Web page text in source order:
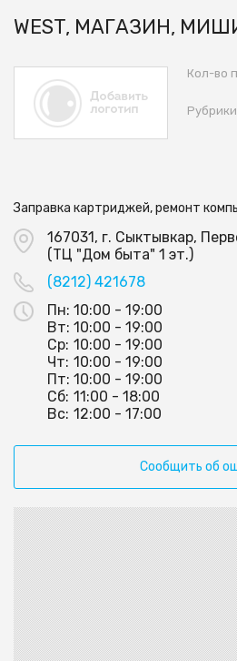
WEST, МАГАЗИН,
Кол-во
Рубрики
Заправка картриджей, ремонт
167031, г. Сыктывкар,
(ТЦ "Дом быта" 1 эт.)
(8212) 421678
Пн: 10:00 - 19:00
Вт: 10:00 - 19:00
Ср: 10:00 - 19:00
Чт: 10:00 - 19:00
Пт: 10:00 - 19:00
Сб: 11:00 - 18:00
Вс: 12:00 - 17:00
Сообщить об